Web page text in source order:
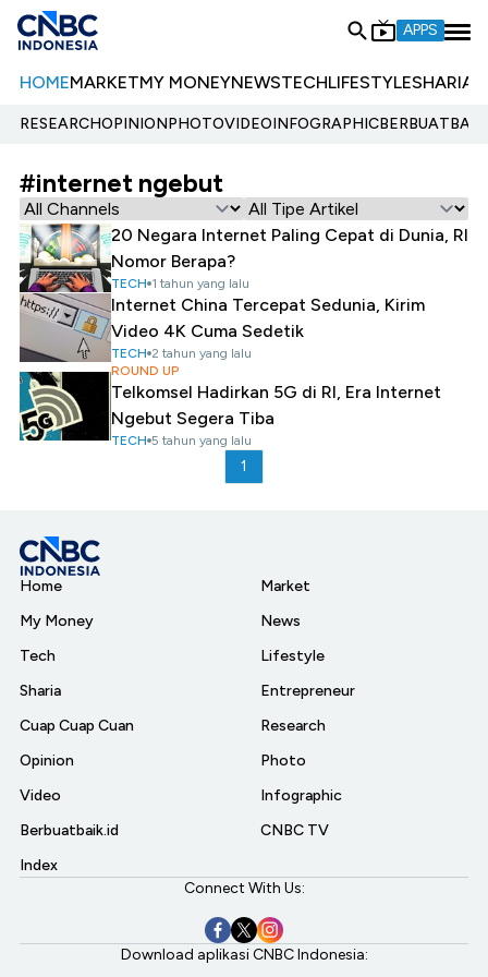
APPS
HOMEMARKETMY MONEYNEWSTECHLIFESTYLESHARIA
RESEARCHOPINIONPHOTOVIDEOINFOGRAPHIC
#internet ngebut
20 Negara Internet Paling Cepat di Dunia, RI
Nomor Berapa?
TECH 1 tahun yang lalu
Internet China Tercepat Sedunia, Kirim
Video 4K Cuma Sedetik
TECH 2 tahun yang lalu
ROUND UP
Telkomsel Hadirkan 5G di RI, Era Internet
Ngebut Segera Tiba
TECH 5 tahun yang lalu
1
Home
My Money
Tech
Sharia
Cuap Cuap Cuan
Opinion
Video
Berbuatbaik.id
Index
Market
News
Lifestyle
Entrepreneur
Research
Photo
Infographic
CNBC TV
Connect With Us:
Download aplikasi CNBC Indonesia: